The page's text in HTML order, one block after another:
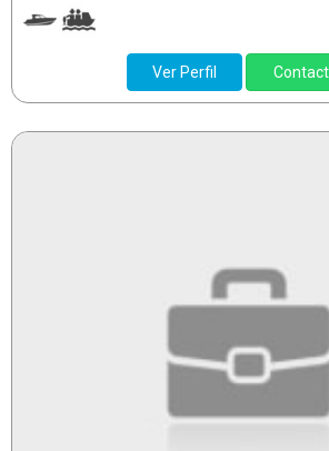
Ver Perfil